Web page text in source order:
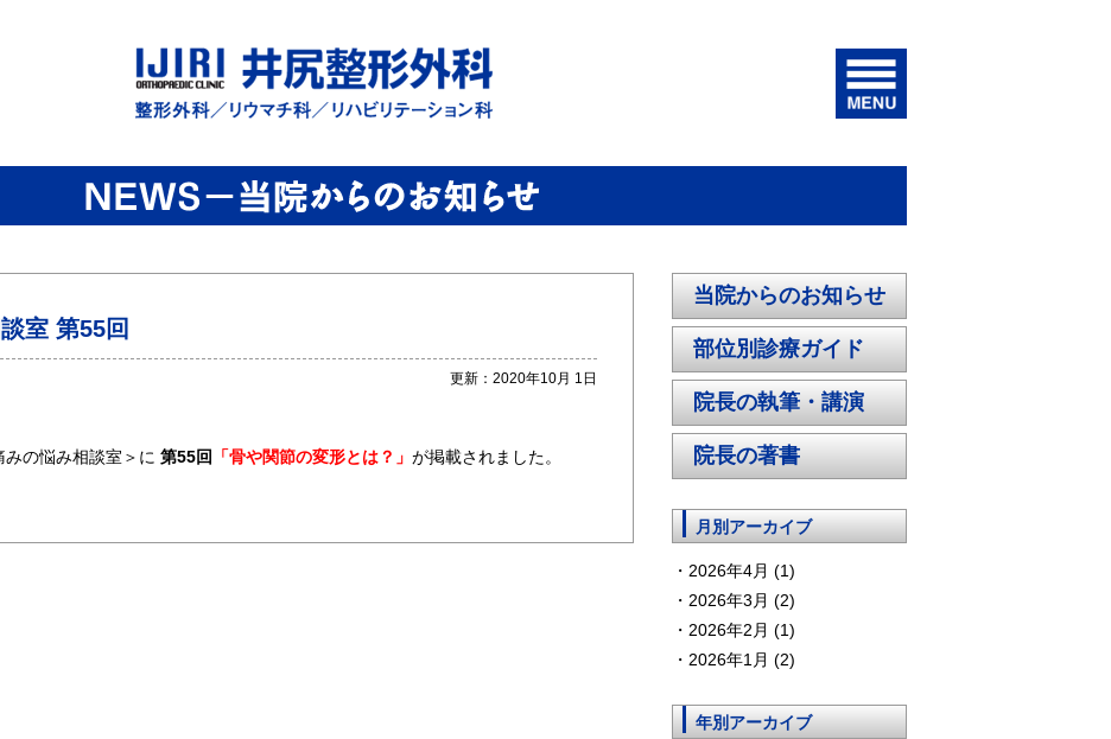
室 第55回
更新：2020年10月 1日
の悩み相談室＞に 第55回 「骨や関節の変形とは？」 が掲載されました。
当院からのお知らせ
部位別診療ガイド
院長の執筆・講演
院長の著書
月別アーカイブ
2026年4月 (1)
2026年3月 (2)
2026年2月 (1)
2026年1月 (2)
年別アーカイブ